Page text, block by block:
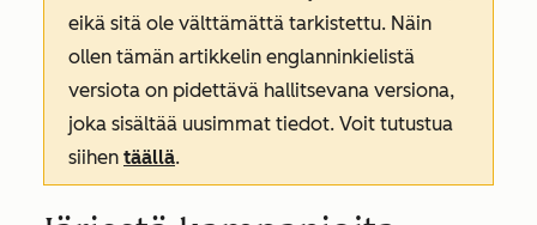
eikä sitä ole välttämättä tarkistettu. Näin
ollen tämän artikkelin englanninkielistä
versiota on pidettävä hallitsevana versiona,
joka sisältää uusimmat tiedot. Voit tutustua
siihen täällä.